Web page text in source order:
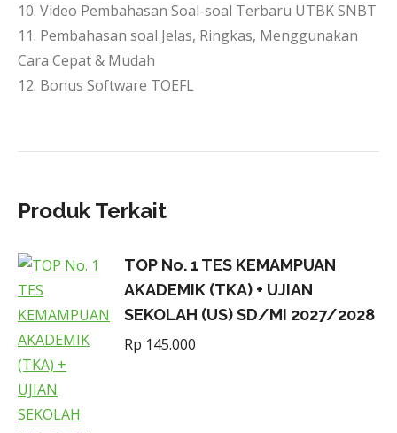
10. Video Pembahasan Soal-soal Terbaru UTBK SNBT
11. Pembahasan soal Jelas, Ringkas, Menggunakan
Cara Cepat & Mudah
12. Bonus Software TOEFL
Produk Terkait
TOP No. 1 TES KEMAMPUAN
AKADEMIK (TKA) + UJIAN
SEKOLAH (US) SD/MI 2027/2028
Rp 145.000